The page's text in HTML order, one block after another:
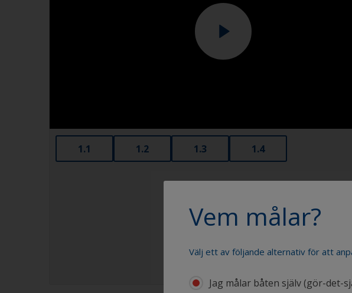
1.1 1.2 1.3 1.4
Vem målar?
Välj ett av följande alternativ för att
Jag målar båten själv (gör-det-